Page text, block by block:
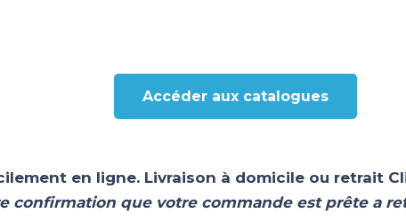
Accéder aux catalogues
en ligne. Livraison à domicile ou retrait
confirmation que votre commande est prête a